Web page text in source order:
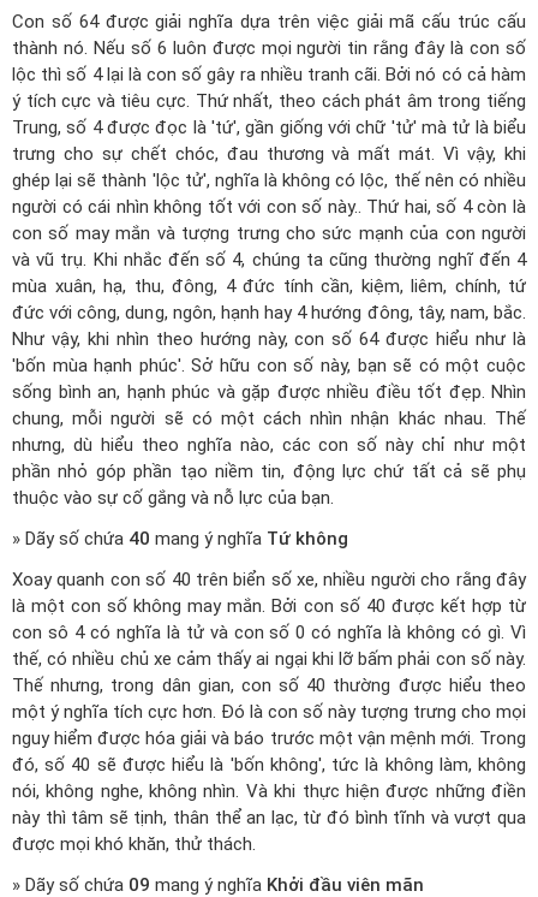
Con số 64 được giải nghĩa dựa trên việc giải mã cấu trúc cấu
thành nó. Nếu số 6 luôn được mọi người tin rằng đây là con số
lộc thì số 4 lại là con số gây ra nhiều tranh cãi. Bởi nó có cả hàm
ý tích cực và tiêu cực. Thứ nhất, theo cách phát âm trong tiếng
Trung, số 4 được đọc là 'tứ', gần giống với chữ 'tử' mà tử là biểu
trưng cho sự chết chóc, đau thương và mất mát. Vì vậy, khi
ghép lại sẽ thành 'lộc tử', nghĩa là không có lộc, thế nên có nhiều
người có cái nhìn không tốt với con số này.. Thứ hai, số 4 còn là
con số may mắn và tượng trưng cho sức mạnh của con người
và vũ trụ. Khi nhắc đến số 4, chúng ta cũng thường nghĩ đến 4
mùa xuân, hạ, thu, đông, 4 đức tính cần, kiệm, liêm, chính, tứ
đức với công, dung, ngôn, hạnh hay 4 hướng đông, tây, nam, bắc.
Như vậy, khi nhìn theo hướng này, con số 64 được hiểu như là
'bốn mùa hạnh phúc'. Sở hữu con số này, bạn sẽ có một cuộc
sống bình an, hạnh phúc và gặp được nhiều điều tốt đẹp. Nhìn
chung, mỗi người sẽ có một cách nhìn nhận khác nhau. Thế
nhưng, dù hiểu theo nghĩa nào, các con số này chỉ như một
phần nhỏ góp phần tạo niềm tin, động lực chứ tất cả sẽ phụ
thuộc vào sự cố gắng và nỗ lực của bạn.
» Dãy số chứa 40 mang ý nghĩa Tứ không
Xoay quanh con số 40 trên biển số xe, nhiều người cho rằng đây
là một con số không may mắn. Bởi con số 40 được kết hợp từ
con sô 4 có nghĩa là tử và con số 0 có nghĩa là không có gì. Vì
thế, có nhiều chủ xe cảm thấy ai ngại khi lỡ bấm phải con số này.
Thế nhưng, trong dân gian, con số 40 thường được hiểu theo
một ý nghĩa tích cực hơn. Đó là con số này tượng trưng cho mọi
nguy hiểm được hóa giải và báo trước một vận mệnh mới. Trong
đó, số 40 sẽ được hiểu là 'bốn không', tức là không làm, không
nói, không nghe, không nhìn. Và khi thực hiện được những điền
này thì tâm sẽ tịnh, thân thể an lạc, từ đó bình tĩnh và vượt qua
được mọi khó khăn, thử thách.
» Dãy số chứa 09 mang ý nghĩa Khởi đầu viên mãn